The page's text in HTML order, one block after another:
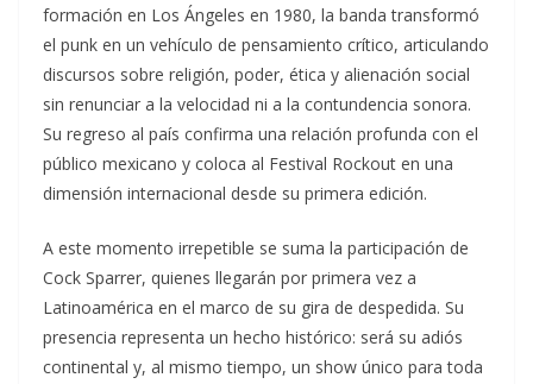
formación en Los Ángeles en 1980, la banda transformó
el punk en un vehículo de pensamiento crítico, articulando
discursos sobre religión, poder, ética y alienación social
sin renunciar a la velocidad ni a la contundencia sonora.
Su regreso al país confirma una relación profunda con el
público mexicano y coloca al Festival Rockout en una
dimensión internacional desde su primera edición.
A este momento irrepetible se suma la participación de
Cock Sparrer, quienes llegarán por primera vez a
Latinoamérica en el marco de su gira de despedida. Su
presencia representa un hecho histórico: será su adiós
continental y, al mismo tiempo, un show único para toda